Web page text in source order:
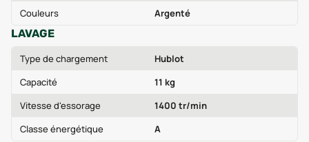
Couleurs
Argenté
LAVAGE
Type de chargement
Hublot
Capacité
11 kg
Vitesse d'essorage
1400 tr/min
Classe énergétique
A